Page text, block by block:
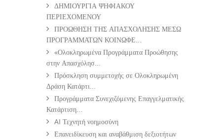
ΔΗΜΙΟΥΡΓΙΑ ΨΗΦΙΑΚΟΥ
ΠΕΡΙΕΧΟΜΕΝΟΥ
ΠΡΟΩΘΗΣΗ ΤΗΣ ΑΠΑΣΧΟΛΗΣΗΣ ΜΕΣΩ
ΠΡΟΓΡΑΜΜΑΤΩΝ ΚΟΙΝΩΦΕ...
«Ολοκληρωμένα Προγράμματα Προώθησης
στην Απασχόλησ...
Πρόσκληση συμμετοχής σε Ολοκληρωμένη
Δράση Κατάρτι...
Προγράμματα Συνεχιζόμενης Επαγγελματικής
Κατάρτιση...
AI Τεχνητή νοημοσύνη
Επανειδίκευση και αναβάθμιση δεξιοτήτων